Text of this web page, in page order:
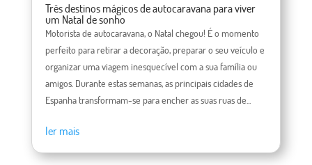
Três destinos mágicos de autocaravana para viver
um Natal de sonho
Motorista de autocaravana, o Natal chegou! É o momento
perfeito para retirar a decoração, preparar o seu veículo e
organizar uma viagem inesquecível com a sua família ou
amigos. Durante estas semanas, as principais cidades de
Espanha transformam-se para encher as suas ruas de...
ler mais